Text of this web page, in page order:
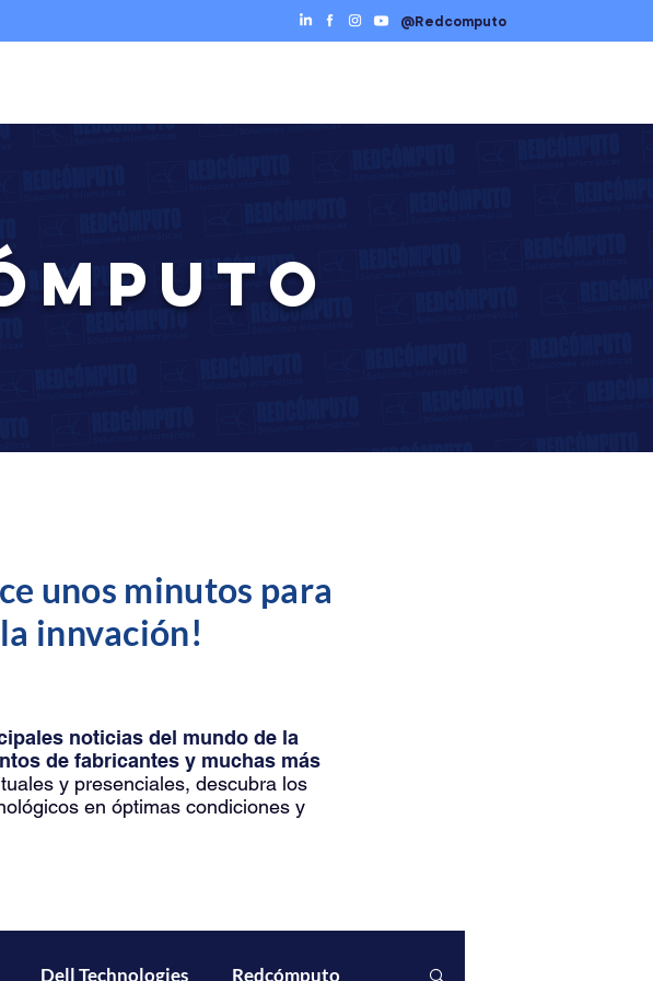
@Redcomputo
unos minutos para
innvación!
noticias del mundo de la
de fabricantes y muchas más
y presenciales, descubra los
en óptimas condiciones y
Dell Technologies Redcómputo